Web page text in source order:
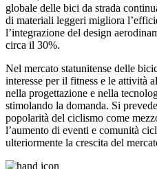
globale delle bici da strada
di materiali leggeri migliora
l’integrazione del design
circa il 30%.
Nel mercato statunitense delle
interesse per il fitness e le attività
nella progettazione e nella
stimolando la domanda. Si
popolarità del ciclismo come
l’aumento di eventi e comunità
ulteriormente la crescita del